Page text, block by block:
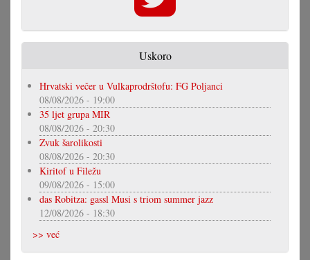
Uskoro
Hrvatski večer u Vulkaprodrštofu: FG Poljanci
08/08/2026 - 19:00
35 ljet grupa MIR
08/08/2026 - 20:30
Zvuk šarolikosti
08/08/2026 - 20:30
Kiritof u Filežu
09/08/2026 - 15:00
das Robitza: gassl Musi s triom summer jazz
12/08/2026 - 18:30
>> već